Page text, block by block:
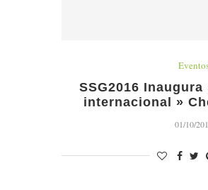
SSG2016
internacional »
01/10/